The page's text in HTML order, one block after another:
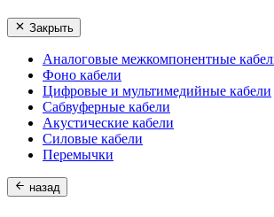
Закрыть
Аналоговые межкомпонентные
Фоно кабели
Цифровые и мультимедийные кабели
Сабвуферные кабели
Акустические кабели
Силовые кабели
Перемычки
назад